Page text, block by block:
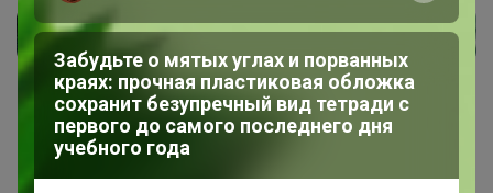
Забудьте о мятых углах и порванных
краях: прочная пластиковая обложка
сохранит безупречный вид тетради с
первого до самого последнего дня
учебного года